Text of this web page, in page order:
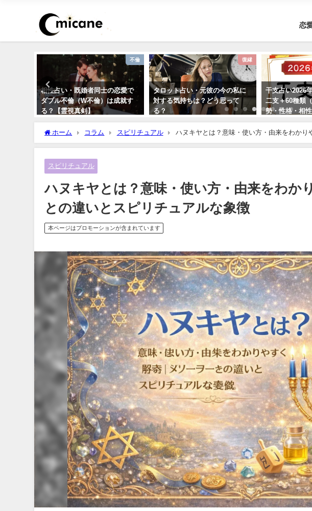
恋
不倫
相性占い・既婚者同士の恋愛で
ダブル不倫（W不倫）は成就す
る？【霊視真剣】
復縁
タロット占い・元彼の今の私に
対する気持ちは？どう思って
る？
干支占い2026
二支＋60種類
勢・性格・相
ホーム コラム スピリチュアル
ハヌキヤとは？意味・使い方・由来をわかり
象徴
スピリチュアル
ハヌキヤとは？意味・使い方・由来をわか
との違いとスピリチュアルな象徴
本ページはプロモーションが含まれています